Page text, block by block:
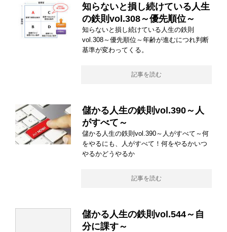
知らないと損し続けている人生
の鉄則vol.308～優先順位～
知らないと損し続けている人生の鉄則
vol.308～優先順位～年齢が進むにつれ判断
基準が変わってくる。
記事を読む
儲かる人生の鉄則vol.390～人
がすべて～
儲かる人生の鉄則vol.390～人がすべて～何
をやるにも、人がすべて！何をやるかいつ
やるかどうやるか
記事を読む
儲かる人生の鉄則vol.544～自
分に課す～